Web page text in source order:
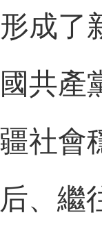
成了
共產
社會
、繼